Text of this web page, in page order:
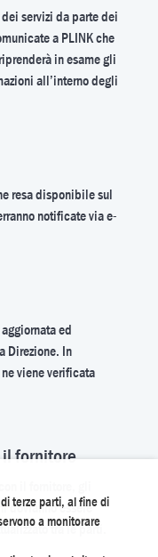
servizi da parte dei
a PLINK che
in esame gli
all’interno degli
resa disponibile sul
notificate via e-
ed
Direzione. In
viene verificata
fornitore
dovranno essere
tra le parti.
terze parti, al fine di
a monitorare